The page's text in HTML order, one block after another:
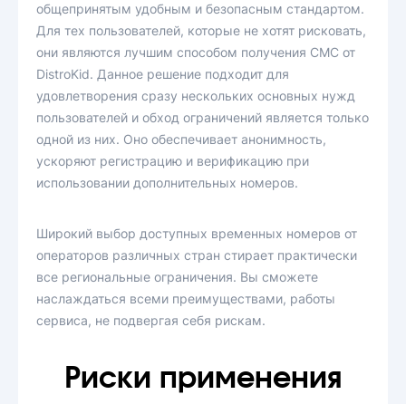
общепринятым удобным и безопасным стандартом.
Для тех пользователей, которые не хотят рисковать,
они являются лучшим способом получения СМС от
DistroKid. Данное решение подходит для
удовлетворения сразу нескольких основных нужд
пользователей и обход ограничений является только
одной из них. Оно обеспечивает анонимность,
ускоряют регистрацию и верификацию при
использовании дополнительных номеров.
Широкий выбор доступных временных номеров от
операторов различных стран стирает практически
все региональные ограничения. Вы сможете
наслаждаться всеми преимуществами, работы
сервиса, не подвергая себя рискам.
Риски применения